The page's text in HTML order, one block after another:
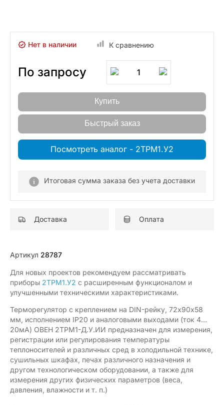
Нет в наличии К сравнению
По запросу 1
Купить
Быстрый заказ
Посмотреть аналог - 2ТРМ1.У2
Итоговая сумма заказа без учета доставки
Доставка Оплата
Артикул 28787
Для новых проектов рекомендуем рассматривать
приборы 2ТРМ1.У2 с расширенным функционалом и
улучшенными техническими характеристиками.
Терморегулятор с креплением на DIN-рейку, 72х90х58
мм, исполнением IP20 и аналоговыми выходами (ток 4…
20мА) ОВЕН 2ТРМ1-Д.У.ИИ предназначен для измерения,
регистрации или регулирования температуры
теплоносителей и различных сред в холодильной технике,
сушильных шкафах, печах различного назначения и
другом технологическом оборудовании, а также для
измерения других физических параметров (веса,
давления, влажности и т. п.)